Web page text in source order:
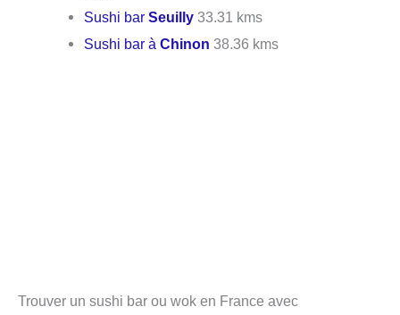
Sushi barSeuilly 33.31 kms
Sushi bar àChinon 38.36 kms
Trouver un sushi bar ou wok en France avec